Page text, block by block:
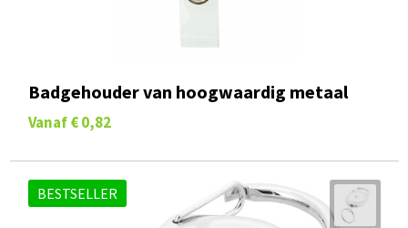
Badgehouder van hoogwaardig metaal
Vanaf € 0,82
BESTSELLER